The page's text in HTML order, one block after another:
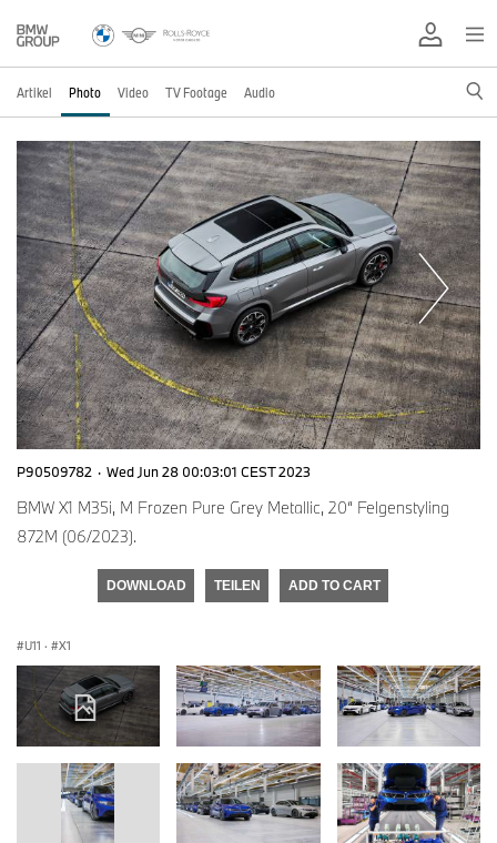
Artikel Photo Video TV Footage Audio
P90509782 · Wed Jun 28 00:03:01 CEST 2023
BMW X1 M35i, M Frozen Pure Grey Metallic, 20“ Felgenstyling
872M (06/2023).
DOWNLOAD TEILEN ADD TO CART
U11 · X1